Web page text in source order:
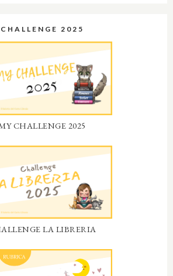
CHALLENGE 2025
CHALLENGE 2025
LA LIBRERIA